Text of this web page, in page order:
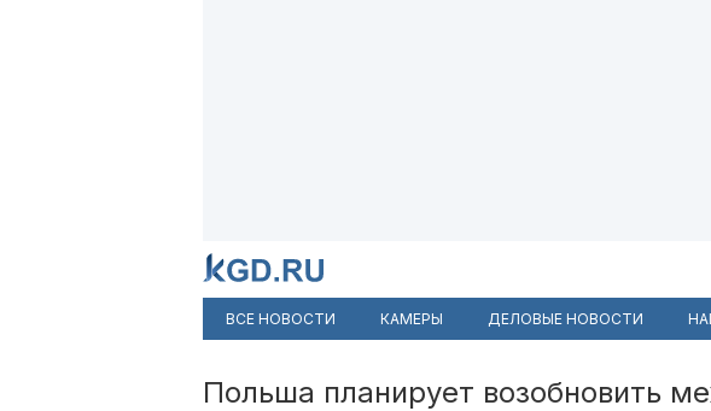
ВСЕ НОВОСТИ КАМЕРЫ ДЕЛОВЫЕ НОВОСТИ
Польша планирует возобновить